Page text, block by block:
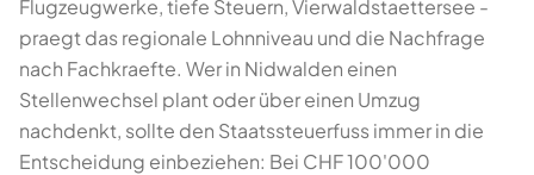
Flugzeugwerke, tiefe Steuern, Vierwaldstaettersee -
praegt das regionale Lohnniveau und die Nachfrage
nach Fachkraefte. Wer in Nidwalden einen
Stellenwechsel plant oder über einen Umzug
nachdenkt, sollte den Staatssteuerfuss immer in die
Entscheidung einbeziehen: Bei CHF 100'000